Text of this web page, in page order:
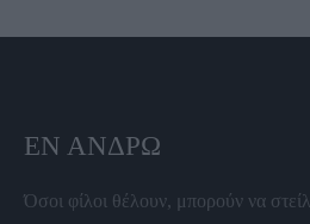
ΕΝ ΆΝΔΡΩ
Όσοι φίλοι θέλουν, μπορούν να